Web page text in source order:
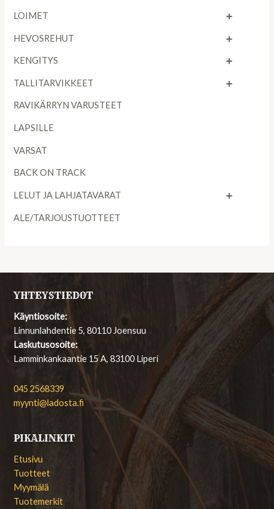
LOIMET
HEVOSREHUT
KENGITYS
TALLITARVIKKEET
RAVIKÄRRYN VARUSTEET
LAPSILLE
VARSAT
BACK ON TRACK
LELUT JA LAHJATAVARAT
ALE/TARJOUSTUOTTEET
YHTEYSTIEDOT
Käyntiosoite:
Linnunlahdentie 5, 80110 Joensuu
Laskutusosoite:
Lamminkankaantie 15 A, 83100 Liperi
045 2568339
myynti@ladosta.fi
PIKALINKIT
Etusivu
Tuotteet
Myymälä
Tuotemerkit